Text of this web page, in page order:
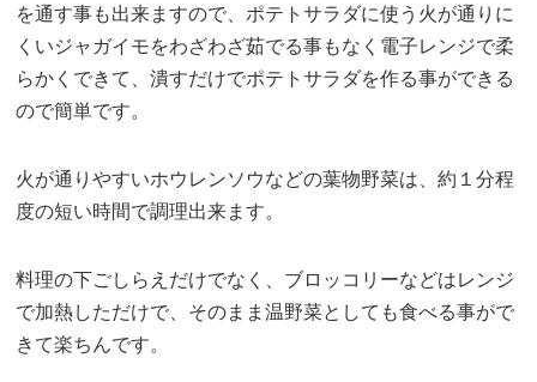
を通す事も出来ますので、ポテトサラダに使う火が通りに
くいジャガイモをわざわざ茹でる事もなく電子レンジで柔
らかくできて、潰すだけでポテトサラダを作る事ができる
ので簡単です。
火が通りやすいホウレンソウなどの葉物野菜は、約１分程
度の短い時間で調理出来ます。
料理の下ごしらえだけでなく、ブロッコリーなどはレンジ
で加熱しただけで、そのまま温野菜としても食べる事がで
きて楽ちんです。